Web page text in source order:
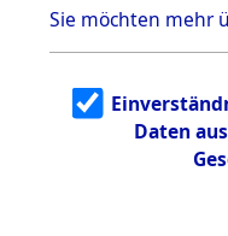
en
5.3.2
g
5.3.3
Sie möchten mehr
Daten